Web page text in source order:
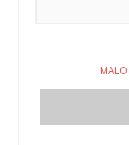
MALO